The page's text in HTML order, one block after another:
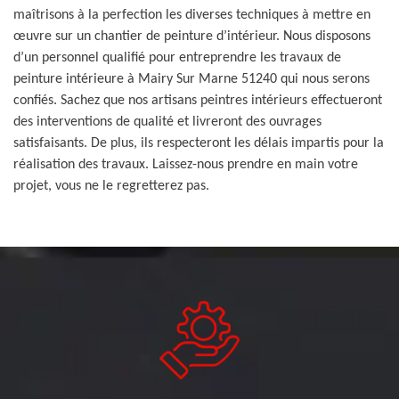
maîtrisons à la perfection les diverses techniques à mettre en
œuvre sur un chantier de peinture d’intérieur. Nous disposons
d’un personnel qualifié pour entreprendre les travaux de
peinture intérieure à Mairy Sur Marne 51240 qui nous serons
confiés. Sachez que nos artisans peintres intérieurs effectueront
des interventions de qualité et livreront des ouvrages
satisfaisants. De plus, ils respecteront les délais impartis pour la
réalisation des travaux. Laissez-nous prendre en main votre
projet, vous ne le regretterez pas.